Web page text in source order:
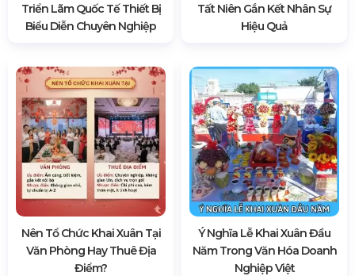
Triển Lãm Quốc Tế Thiết Bị
Biểu Diễn Chuyên Nghiệp
Tất Niên Gắn Kết Nhân Sự
Hiệu Quả
Nên Tổ Chức Khai Xuân Tại
Văn Phòng Hay Thuê Địa
Điểm?
Ý Nghĩa Lễ Khai Xuân Đầu
Năm Trong Văn Hóa Doanh
Nghiệp Việt